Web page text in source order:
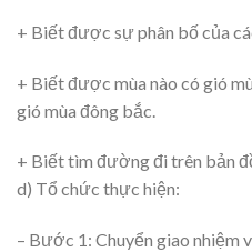
+ Biết được sự phân bố của
+ Biết được mùa nào có gió
gió mùa đông bắc.
+ Biết tìm đường đi trên bản
d) Tổ chức thực hiện:
– Bước 1: Chuyển giao nhiệm